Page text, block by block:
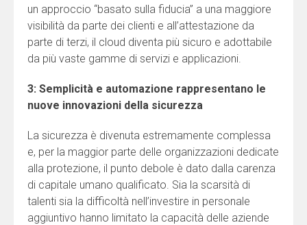
un approccio “basato sulla fiducia” a una maggiore
visibilità da parte dei clienti e all’attestazione da
parte di terzi, il cloud diventa più sicuro e adottabile
da più vaste gamme di servizi e applicazioni.
3: Semplicità e automazione rappresentano le
nuove innovazioni della sicurezza
La sicurezza è divenuta estremamente complessa
e, per la maggior parte delle organizzazioni dedicate
alla protezione, il punto debole è dato dalla carenza
di capitale umano qualificato. Sia la scarsità di
talenti sia la difficoltà nell’investire in personale
aggiuntivo hanno limitato la capacità delle aziende